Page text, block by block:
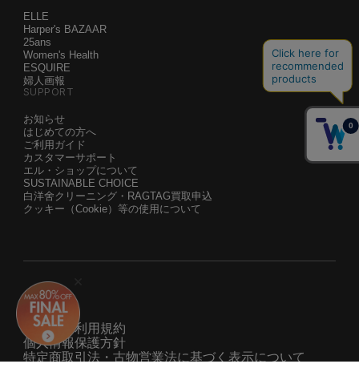
LINKS
ELLE
Harper's BAZAAR
25ans
Women's Health
ESQUIRE
SUPPORT
お知らせ
はじめての方へ
ご利用ガイド
カスタマーサポート
エル・ショップについて
SUSTAINABLE CHOICE
運営会社
サービス利用規約